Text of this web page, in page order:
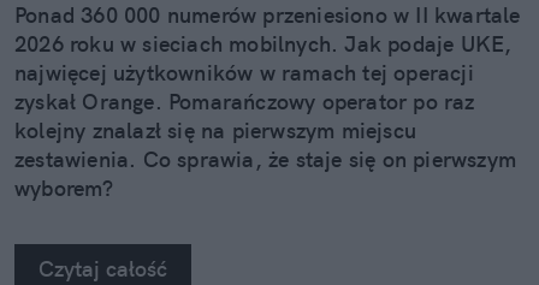
Ponad 360 000 numerów przeniesiono w II kwartale
2026 roku w sieciach mobilnych. Jak podaje UKE,
najwięcej użytkowników w ramach tej operacji
zyskał Orange. Pomarańczowy operator po raz
kolejny znalazł się na pierwszym miejscu
zestawienia. Co sprawia, że staje się on pierwszym
wyborem?
Czytaj całość